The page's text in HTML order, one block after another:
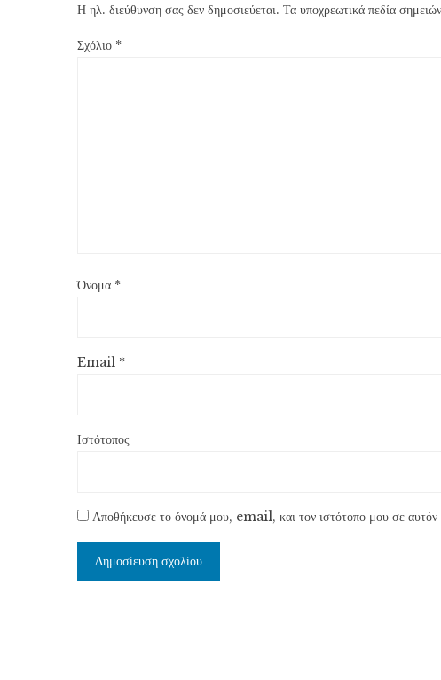
Η ηλ. διεύθυνση σας δεν δημοσιεύεται. Τα υποχρεωτικά πεδία
Σχόλιο *
Όνομα *
Email *
Ιστότοπος
Αποθήκευσε το όνομά μου, email, και τον ιστότοπο μου σε αυτόν